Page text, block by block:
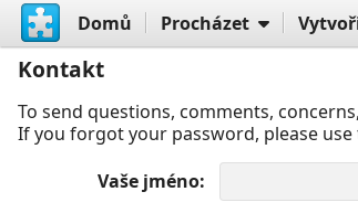
Domů Procházet
Kontakt
To send questions, comments,
If you forgot your password, please use
Vaše jméno